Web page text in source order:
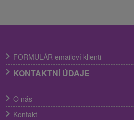
FORMULÁR emailoví klienti
KONTAKTNÍ ÚDAJE
O nás
Kontakt